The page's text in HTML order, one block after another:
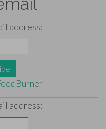
address:
address: